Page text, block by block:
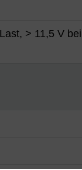
> 11,5 V bei